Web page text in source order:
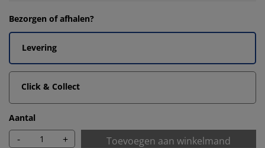
Bezorgen of afhalen?
Levering
Click & Collect
Aantal
- + Toevoegen aan winkelmand